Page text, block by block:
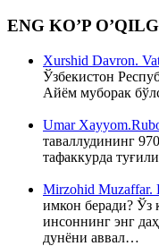
ENG KO’P
Xurshid Davron.
Ўзбекистон
Айём муборак
Umar
таваллудининг
тафаккурда
Mirzohid Muzaffar.
имкон беради? Ўз
инсоннинг энг
дунёни аввал…